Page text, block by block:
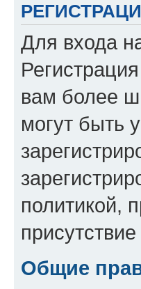
Для входа
вам более
могут быть
политикой,
Общие